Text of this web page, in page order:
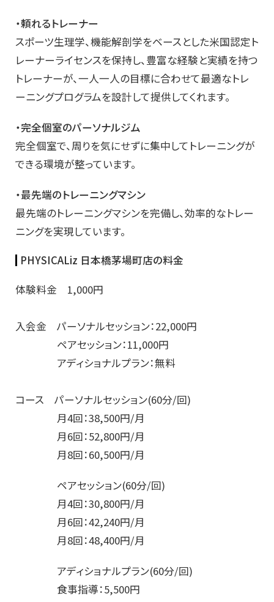
・頼れるトレーナー
スポーツ生理学、機能解剖学をベースとした米国認定ト
レーナーライセンスを保持し、豊富な経験と実績を持つ
トレーナーが、一人一人の目標に合わせて最適なトレ
ーニングプログラムを設計して提供してくれます。
・完全個室のパーソナルジム
完全個室で、周りを気にせずに集中してトレーニングが
できる環境が整っています。
・最先端のトレーニングマシン
最先端のトレーニングマシンを完備し、効率的なトレー
ニングを実現しています。
PHYSICALiz 日本橋茅場町店の料金
体験料金 1,000円
入会金 パーソナルセッション：22,000円
ペアセッション：11,000円
アディショナルプラン：無料
コース パーソナルセッション(60分/回)
月4回：38,500円/月
月6回：52,800円/月
月8回：60,500円/月
ペアセッション(60分/回)
月4回：30,800円/月
月6回：42,240円/月
月8回：48,400円/月
アディショナルプラン(60分/回)
食事指導：5,500円